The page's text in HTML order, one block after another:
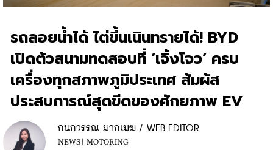
รถลอยน้ำได้ ไต่ขึ้นเนินทรายได้! BYD
เปิดตัวสนามทดสอบที่ ‘เจิ้งโจว’ ครบ
เครื่องทุกสภาพภูมิประเทศ สัมผัส
ประสบการณ์สุดขีดของศักยภาพ EV
กนกวรรณ มากเมฆ / WEB EDITOR
NEWS | MOTORING